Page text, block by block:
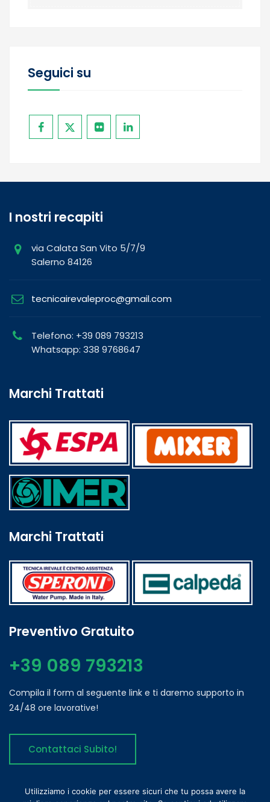
Seguici su
I nostri recapiti
via Calata San Vito 5/7/9
Salerno 84126
tecnicairevaleproc@gmail.com
Telefono: +39 089 793213
Whatsapp: 338 9768647
Marchi Trattati
Marchi Trattati
Preventivo Gratuito
+39 089 793213
Compila il form al seguente link e ti daremo supporto in
24/48 ore lavorative!
Contattaci Subito!
Utilizziamo i cookie per essere sicuri che tu possa avere la